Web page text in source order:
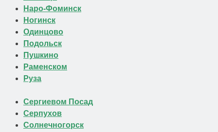
Наро-Фоминск
Ногинск
Одинцово
Подольск
Пушкино
Раменском
Руза
Сергиевом Посад
Серпухов
Солнечногорск